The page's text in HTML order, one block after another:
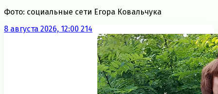
Фото: социальные сети Егора Ковальчука
8 августа 2026, 12:00 214